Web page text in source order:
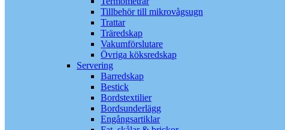
Tillbehör till mikrovågsugn
Trattar
Träredskap
Vakumförslutare
Övriga köksredskap
Servering
Barredskap
Bestick
Bordstextilier
Bordsunderlägg
Engångsartiklar